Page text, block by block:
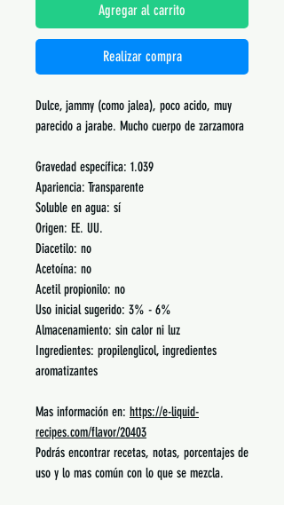
Agregar al carrito
Realizar compra
Dulce, jammy (como jalea), poco acido, muy
parecido a jarabe. Mucho cuerpo de zarzamora
Gravedad específica: 1.039
Apariencia: Transparente
Soluble en agua: sí
Origen: EE. UU.
Diacetilo: no
Acetoína: no
Acetil propionilo: no
Uso inicial sugerido: 3% - 6%
Almacenamiento: sin calor ni luz
Ingredientes: propilenglicol, ingredientes
aromatizantes
Mas información en: https://e-liquid-
recipes.com/flavor/20403
Podrás encontrar recetas, notas, porcentajes de
uso y lo mas común con lo que se mezcla.